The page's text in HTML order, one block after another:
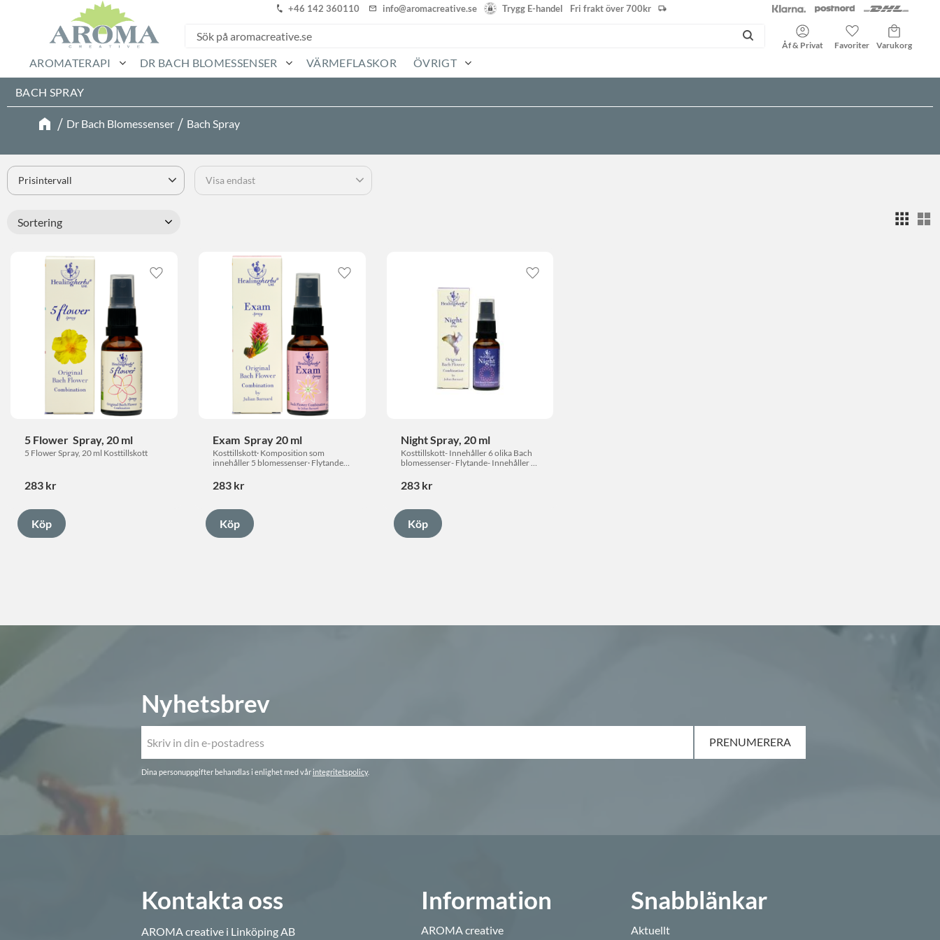
+46 142 360110 info@aromacreative.se Trygg E-handel Fri frakt över 700kr
Åf & Privat
Favoriter
Kundvagn
AROMATERAPI DR BACH BLOMESSENSER VÄRMEFLASKOR ÖVRIGT
BACH SPRAY
Dr Bach Blomessenser Bach Spray
Prisintervall Visa endast
5 Flower  Spray, 20 ml
5 Flower Spray, 20 ml Kosttillskott
283 kr
Lägg till i favoriter
Exam  Spray 20 ml
Kosttillskott· Komposition som
innehåller 5 blomessenser· Flytande·
alkohol
283kr
Lägg till i favoriter
Night Spray, 20 ml
Kosttillskott- Innehåller 6 olika Bach
blomessenser- Flytande- Innehåller
283kr
Lägg till i favoriter
Nyhetsbrev
PRENUMERERA
Dina personuppgifter behandlas i enlighet med vår integritetspolicy.
Kontakta oss
AROMA creative i Linköping AB
Information
AROMA creative
Snabblänkar
Aktuellt